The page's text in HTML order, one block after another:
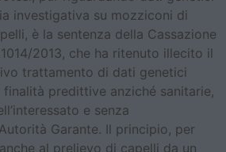
investigativa su mozziconi di
è la sentenza della Cassazione
2013, che ha ritenuto illecito il
trattamento di dati genetici
predittive anziché sanitarie,
e senza
Garante. Il principio, per
al prelievo di capelli da un